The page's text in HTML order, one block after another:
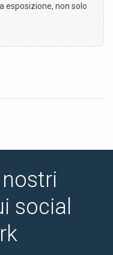
esposizione, non solo
social